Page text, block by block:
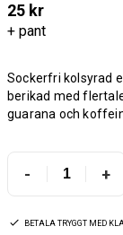
25 kr
+ pant
Sockerfri kolsyrad
berikad med
guarana och
- +
BETALA TRYGGT MED